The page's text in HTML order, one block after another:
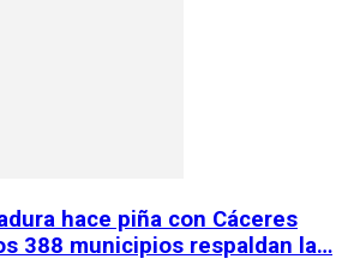
hace piña con Cáceres
388 municipios respaldan la…